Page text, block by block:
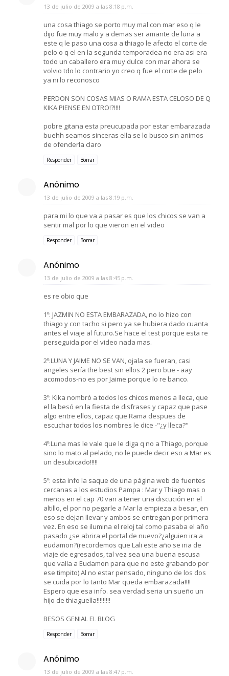
13 de julio de 2009 a las 8:18 p.m.
una cosa thiago se porto muy mal con mar eso q le
dijo fue muy malo y a demas ser amante de luna a
este q le paso una cosa a thiago le afecto el corte de
pelo o q el en la segunda temporadea no era asi era
todo un caballero era muy dulce con mar ahora se
volvio tdo lo contrario yo creo q fue el corte de pelo
ya ni lo reconosco
PERDON SON COSAS MIAS O RAMA ESTA CELOSO DE Q
KIKA PIENSE EN OTRO!?!!!!
pobre gitana esta preucupada por estar embarazada
buehh seamos sinceras ella se lo busco sin animos
de ofenderla claro
Responder Borrar
Anónimo
13 de julio de 2009 a las 8:19 p.m.
para mi lo que va a pasar es que los chicos se van a
sentir mal por lo que vieron en el video
Responder Borrar
Anónimo
13 de julio de 2009 a las 8:45 p.m.
es re obio que
1º: JAZMIN NO ESTA EMBARAZADA, no lo hizo con
thiago y con tacho si pero ya se hubiera dado cuanta
antes el viaje al futuro.Se hace el test porque esta re
perseguida por el video nada mas.
2º:LUNA Y JAIME NO SE VAN, ojala se fueran, casi
angeles sería the best sin ellos 2 pero bue - aay
acomodos-no es por Jaime porque lo re banco.
3º: Kika nombró a todos los chicos menos a lleca, que
el la besó en la fiesta de disfrases y capaz que pase
algo entre ellos, capaz que Rama despues de
escuchar todos los nombres le dice -"¿y lleca?"
4º:Luna mas le vale que le diga q no a Thiago, porque
sino lo mato al pelado, no le puede decir eso a Mar es
un desubicado!!!!!
5º: esta info la saque de una página web de fuentes
cercanas a los estudios Pampa : Mar y Thiago mas o
menos en el cap 70 van a tener una discución en el
altillo, el por no pegarle a Mar la empieza a besar, en
eso se dejan llevar y ambos se entregan por primera
vez. En eso se ilumina el reloj tal como pasaba el año
pasado ¿se abrira el portal de nuevo?¿alguien ira a
eudamon?(recordemos que Lali este año se iria de
viaje de egresados, tal vez sea una buena escusa
que valla a Eudamon para que no este grabando por
ese timpito).Al no estar pensado, ninguno de los dos
se cuida por lo tanto Mar queda embarazada!!!!
Espero que esa info. sea verdad seria un sueño un
hijo de thiaguella!!!!!!!!!
BESOS GENIAL EL BLOG
Responder Borrar
Anónimo
13 de julio de 2009 a las 8:47 p.m.